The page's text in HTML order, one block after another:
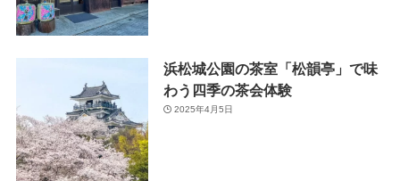
浜松城公園の茶室「松韻亭」で味
わう四季の茶会体験
2025年4月5日